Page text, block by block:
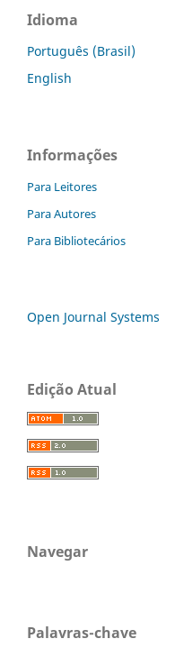
Idioma
Português (Brasil)
English
Informações
Para Leitores
Para Autores
Para Bibliotecários
Open Journal Systems
Edição Atual
Navegar
Palavras-chave